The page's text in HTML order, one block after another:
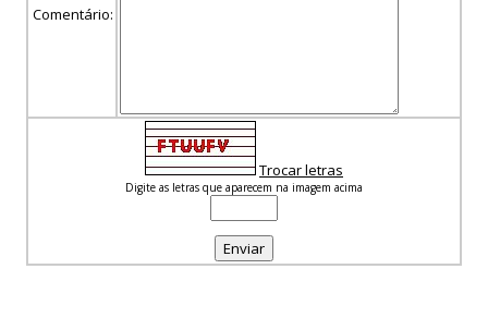
Comentário:
Trocar letras
Digite as letras que aparecem na imagem acima